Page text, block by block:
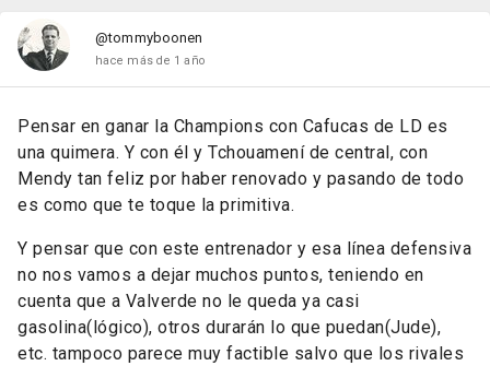
@tommyboonen
hace más de 1 año
Pensar en ganar la Champions con Cafucas de LD es
una quimera. Y con él y Tchouamení de central, con
Mendy tan feliz por haber renovado y pasando de todo
es como que te toque la primitiva.
Y pensar que con este entrenador y esa línea defensiva
no nos vamos a dejar muchos puntos, teniendo en
cuenta que a Valverde no le queda ya casi
gasolina(lógico), otros durarán lo que puedan(Jude),
etc. tampoco parece muy factible salvo que los rivales